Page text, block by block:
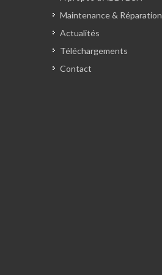
Maintenance & Réparation
Actualités
Téléchargements
Contact